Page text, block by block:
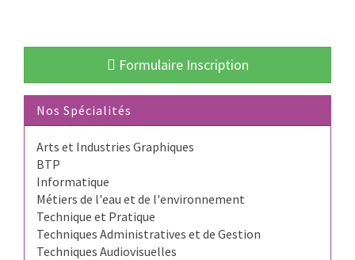
Formulaire Inscription
Nos Spécialités
Arts et Industries Graphiques
BTP
Informatique
Métiers de l'eau et de l'environnement
Technique et Pratique
Techniques Administratives et de Gestion
Techniques Audiovisuelles